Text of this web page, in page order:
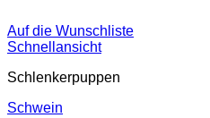
Auf die Wunschliste
Schnellansicht
Schlenkerpuppen
Schwein